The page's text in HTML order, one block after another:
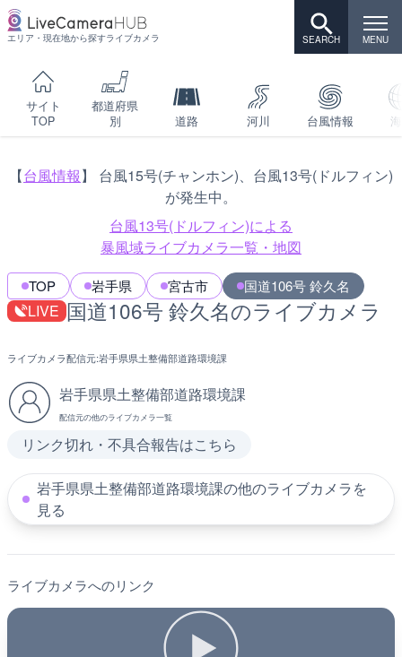
エリア・現在地から探すライブカメラ
サイト
TOP
都道府県
別
道路 河川 台風情報
【台風情報】 台風15号(チャンホン)、台風13号(ドルフィン)
が発生中。
台風13号(ドルフィン)による
暴風域ライブカメラ一覧・地図
TOP 岩手県 宮古市 国道106号 鈴久名
LIVE 国道106号 鈴久名のライブカメラ
ライブカメラ配信元:岩手県県土整備部道路環境課
岩手県県土整備部道路環境課
配信元の他のライブカメラ一覧
リンク切れ・不具合報告はこちら
岩手県県土整備部道路環境課の他のライブカメラを
見る
ライブカメラへのリンク